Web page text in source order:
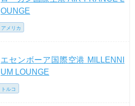
OUNGE
アメリカ
エセンボーア国際空港 MILLENNI
UM LOUNGE
トルコ